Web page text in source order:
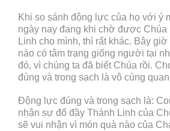
Khi so sánh động lực của họ với ý
ngày nay đang khi chờ được Chúa
Linh cho mình, thì rất khác. Bây
nào có tâm trạng giống người tại
đó, vì chúng ta đã biết Chúa rồi.
đúng và trong sạch là vô cùng
Động lực đúng và trong sạch là:
nhận sự đổ đầy Thánh Linh của
sẽ vui nhận vì món quà nào của